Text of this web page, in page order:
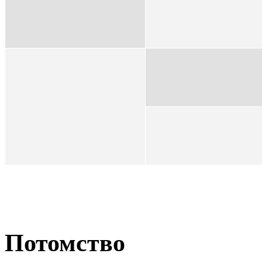
Потомство